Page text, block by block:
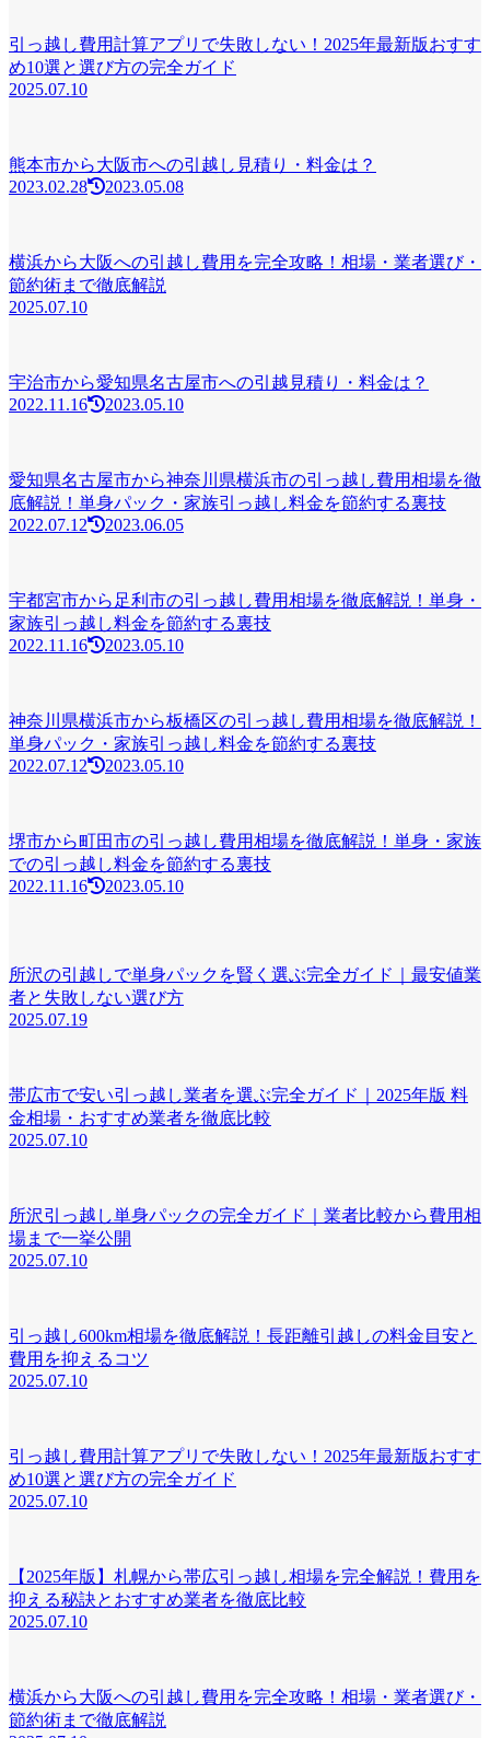
引っ越し費用計算アプリで失敗しない！2025年最新版おすす
め10選と選び方の完全ガイド
2025.07.10
熊本市から大阪市への引越し見積り・料金は？
2023.02.28
2023.05.08
横浜から大阪への引越し費用を完全攻略！相場・業者選び・
節約術まで徹底解説
2025.07.10
宇治市から愛知県名古屋市への引越見積り・料金は？
2022.11.16
2023.05.10
愛知県名古屋市から神奈川県横浜市の引っ越し費用相場を徹
底解説！単身パック・家族引っ越し料金を節約する裏技
2022.07.12
2023.06.05
宇都宮市から足利市の引っ越し費用相場を徹底解説！単身・
家族引っ越し料金を節約する裏技
2022.11.16
2023.05.10
神奈川県横浜市から板橋区の引っ越し費用相場を徹底解説！
単身パック・家族引っ越し料金を節約する裏技
2022.07.12
2023.05.10
堺市から町田市の引っ越し費用相場を徹底解説！単身・家族
での引っ越し料金を節約する裏技
2022.11.16
2023.05.10
所沢の引越しで単身パックを賢く選ぶ完全ガイド｜最安値業
者と失敗しない選び方
2025.07.19
帯広市で安い引っ越し業者を選ぶ完全ガイド｜2025年版 料
金相場・おすすめ業者を徹底比較
2025.07.10
所沢引っ越し単身パックの完全ガイド｜業者比較から費用相
場まで一挙公開
2025.07.10
引っ越し600km相場を徹底解説！長距離引越しの料金目安と
費用を抑えるコツ
2025.07.10
引っ越し費用計算アプリで失敗しない！2025年最新版おすす
め10選と選び方の完全ガイド
2025.07.10
【2025年版】札幌から帯広引っ越し相場を完全解説！費用を
抑える秘訣とおすすめ業者を徹底比較
2025.07.10
横浜から大阪への引越し費用を完全攻略！相場・業者選び・
節約術まで徹底解説